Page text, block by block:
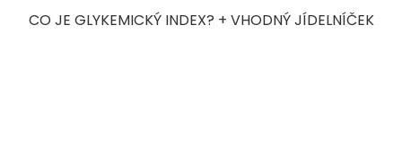
CO JE GLYKEMICKÝ INDEX? + VHODNÝ JÍDELNÍČEK